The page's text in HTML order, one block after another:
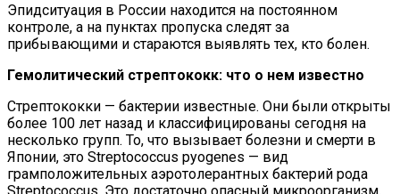
Эпидситуация в России находится на постоянном
контроле, а на пунктах пропуска следят за
прибывающими и стараются выявлять тех, кто болен.
Гемолитический стрептококк: что о нем известно
Стрептококки — бактерии известные. Они были открыты
более 100 лет назад и классифицированы сегодня на
несколько групп. То, что вызывает болезни и смерти в
Японии, это Streptococcus pyogenes — вид
грамположительных аэротолерантных бактерий рода
Streptococcus. Это достаточно опасный микроорганизм,